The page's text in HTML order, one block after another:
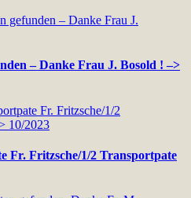
– Danke Frau J. Bosold ! –>
Fr. Fritzsche/1/2 Transportpate